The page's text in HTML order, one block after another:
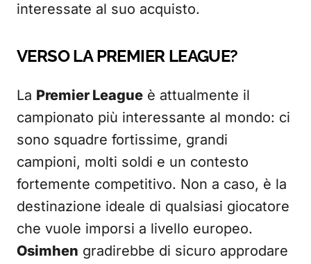
interessate al suo acquisto.
VERSO LA PREMIER LEAGUE?
La Premier League è attualmente il
campionato più interessante al mondo: ci
sono squadre fortissime, grandi
campioni, molti soldi e un contesto
fortemente competitivo. Non a caso, è la
destinazione ideale di qualsiasi giocatore
che vuole imporsi a livello europeo.
Osimhen gradirebbe di sicuro approdare